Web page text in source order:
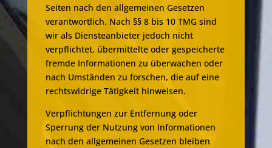
Seiten nach den allgemeinen Gesetzen
verantwortlich. Nach §§ 8 bis 10 TMG sind
wir als Diensteanbieter jedoch nicht
verpflichtet, übermittelte oder gespeicherte
fremde Informationen zu überwachen oder
nach Umständen zu forschen, die auf eine
rechtswidrige Tätigkeit hinweisen.
Verpflichtungen zur Entfernung oder
Sperrung der Nutzung von Informationen
nach den allgemeinen Gesetzen bleiben